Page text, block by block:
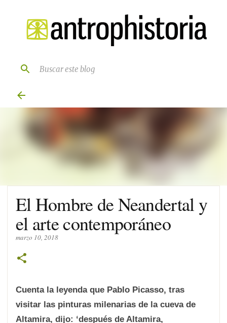
Ir al contenido principal
El Hombre de Neandertal y
el arte contemporáneo
marzo 10, 2018
Cuenta la leyenda que Pablo Picasso, tras
visitar las pinturas milenarias de la cueva de
Altamira, dijo: ‘después de Altamira,